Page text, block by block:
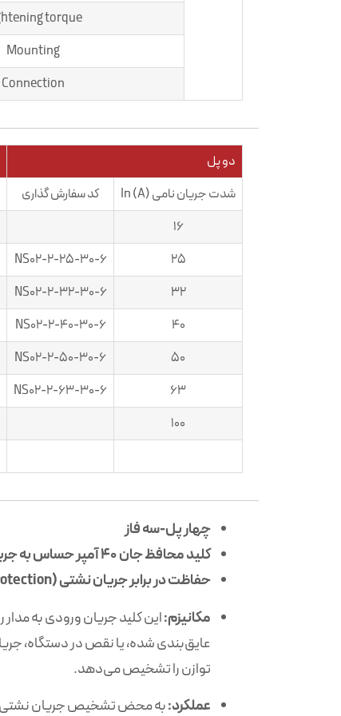
torque
Mounting
Connection
دو پل
شدت جریان نامی In (A)
کد سفارش گذاری
16
25
NS02-2-25-30-6
32
NS02-2-32-30-6
40
NS02-2-40-30-6
50
NS02-2-50-30-6
63
NS02-2-63-30-6
100
چهار پل-سه فاز
کلید محافظ جان 40 آمپر حساس به جریان نشتی 30 میلی آمپر و قدرت قطع 6 و 10 کیلو آمپر
حفاظت در برابر جریان نشتی (Leakage Current Protection):
مکانیزم:این کلید جریان ورودی به
عایق‌بندی شده، یا نقص در دستگاه،
توازن را تشخیص می‌دهد.
عملکرد:به محض تشخیص جریان نشتی